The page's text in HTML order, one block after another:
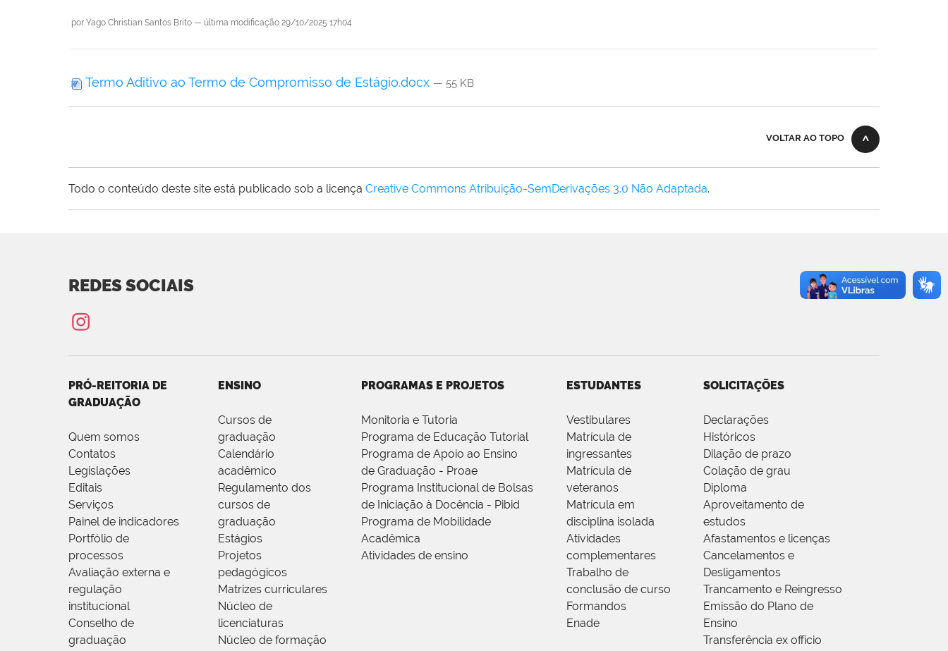
por Yago Christian Santos Brito — última modificação 29/10/2025 17h04
Termo Aditivo ao Termo de Compromisso de Estágio.docx — 55 KB
VOLTAR AO TOPO
Todo o conteúdo deste site está publicado sob a licença Creative Commons Atribuição-SemDerivações 3.0 Não Adaptada.
REDES SOCIAIS
PRÓ-REITORIA DE
GRADUAÇÃO
Quem somos
Contatos
Legislações
Editais
Serviços
Painel de indicadores
Portfólio de
processos
Avaliação externa e
regulação
institucional
Conselho de
graduação
ENSINO
Cursos de
graduação
Calendário
acadêmico
Regulamento dos
cursos de
graduação
Estágios
Projetos
pedagógicos
Matrizes curriculares
Núcleo de
licenciaturas
Núcleo de formação
PROGRAMAS E PROJETOS
Monitoria e Tutoria
Programa de Educação Tutorial
Programa de Apoio ao Ensino
de Graduação - Proae
Programa Institucional de Bolsas
de Iniciação à Docência - Pibid
Programa de Mobilidade
Acadêmica
Atividades de ensino
ESTUDANTES
Vestibulares
Matrícula de
ingressantes
Matrícula de
veteranos
Matrícula em
disciplina isolada
Atividades
complementares
Trabalho de
conclusão de curso
Formandos
Enade
SOLICITAÇÕES
Declarações
Históricos
Dilação de prazo
Colação de grau
Diploma
Aproveitamento de
estudos
Afastamentos e licenças
Cancelamentos e
Desligamentos
Trancamento e Reingresso
Emissão do Plano de
Ensino
Transferência ex offício